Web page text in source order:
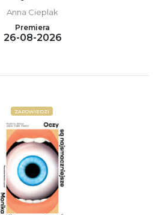
Anna Cieplak
Premiera
26-08-2026
ZAPOWIEDZI